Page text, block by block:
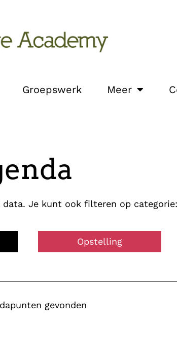
Groepswerk Meer
data. Je kunt ook filteren op categorie:
Opstelling
gevonden